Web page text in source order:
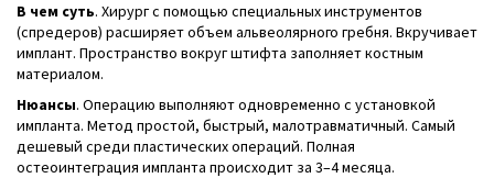
В чем суть. Хирург с помощью специальных инструментов
(спредеров) расширяет объем альвеолярного гребня. Вкручивает
имплант. Пространство вокруг штифта заполняет костным
материалом.
Нюансы. Операцию выполняют одновременно с установкой
импланта. Метод простой, быстрый, малотравматичный. Самый
дешевый среди пластических операций. Полная
остеоинтеграция импланта происходит за 3–4 месяца.